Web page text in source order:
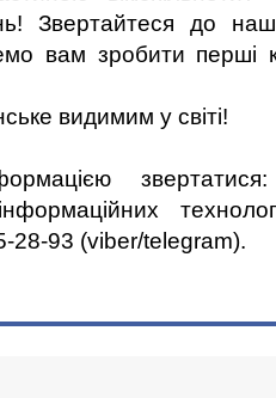
Звертайтеся до
вам зробити перші
видимим у світі!
28-93 (viber/telegram).